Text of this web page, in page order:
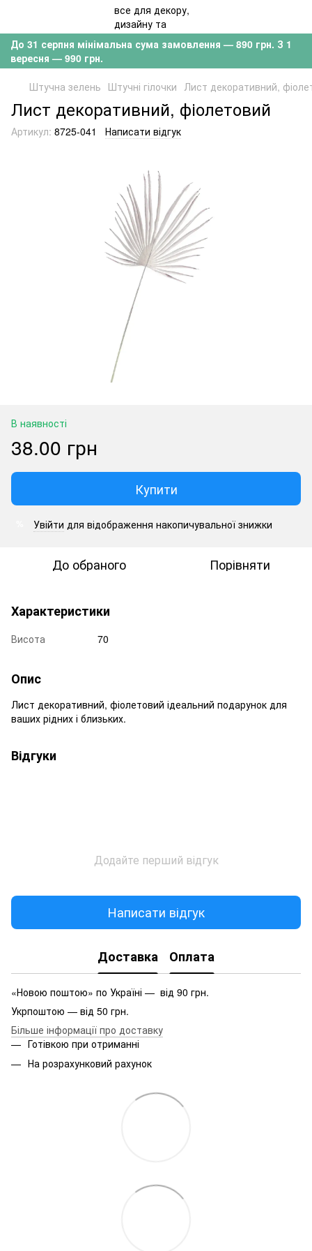
До 31 серпня мінімальна сума замовлення — 890 грн. З 1
вересня — 990 грн.
Штучна зелень Штучні гілочки Лист декоративний,
Лист декоративний, фіолетовий
Артикул: 8725-041 Написати відгук
В наявності
38.00 грн
Купити
Увійти для відображення накопичувальної знижки
До обраного Порівняти
Характеристики
Висота 70
Опис
Лист декоративний, фіолетовий ідеальний подарунок для
ваших рідних і близьких.
Відгуки
Додайте перший відгук
Написати відгук
Доставка Оплата
«Новою поштою» по Україні — від 90 грн.
Укрпоштою — від 50 грн.
Більше інформації про доставку
Готівкою при отриманні
На розрахунковий рахунок